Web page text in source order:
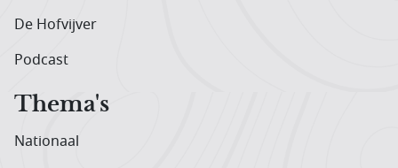
De Hofvijver
Podcast
Thema's
Nationaal